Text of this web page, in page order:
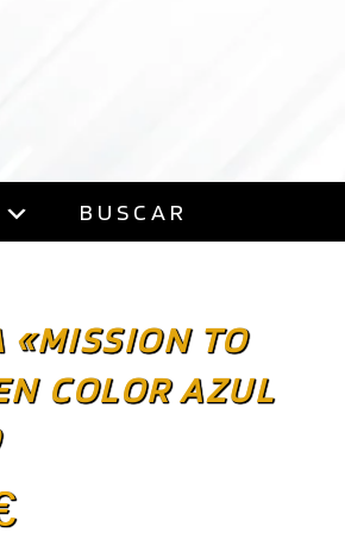
BUSCAR
«MISSION TO
COLOR AZUL